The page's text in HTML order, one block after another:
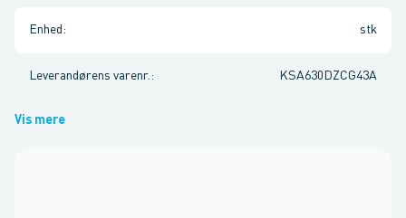
Enhed : stk
Leverandørens varenr. : KSA630DZCG43A
Vis mere